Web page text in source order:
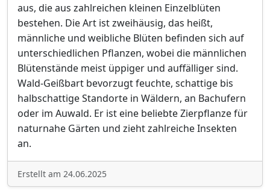
aus, die aus zahlreichen kleinen Einzelblüten
bestehen. Die Art ist zweihäusig, das heißt,
männliche und weibliche Blüten befinden sich auf
unterschiedlichen Pflanzen, wobei die männlichen
Blütenstände meist üppiger und auffälliger sind.
Wald-Geißbart bevorzugt feuchte, schattige bis
halbschattige Standorte in Wäldern, an Bachufern
oder im Auwald. Er ist eine beliebte Zierpflanze für
naturnahe Gärten und zieht zahlreiche Insekten
an.
Erstellt am 24.06.2025